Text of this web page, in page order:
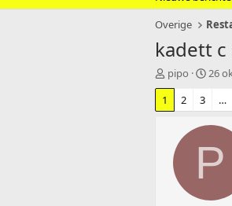
Overige
kadett
T
o
i
pipo
S
r
t
m
26
1
2 3 …
P